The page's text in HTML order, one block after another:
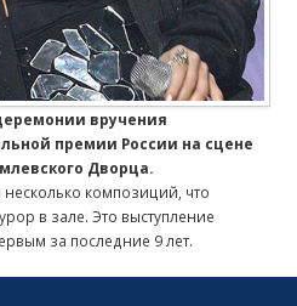
вручения
премии России на сцене
Дворца.
композиций, что
в зале. Это выступление
за последние 9 лет.